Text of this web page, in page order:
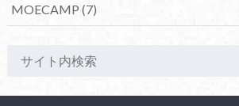
MOECAMP (7)